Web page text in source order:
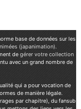
base de données sur les
(japanimation).
de gérer votre collection
avec un grand nombre de
qui a pour vocation de
de manière légale.
par chapitre), du fansub